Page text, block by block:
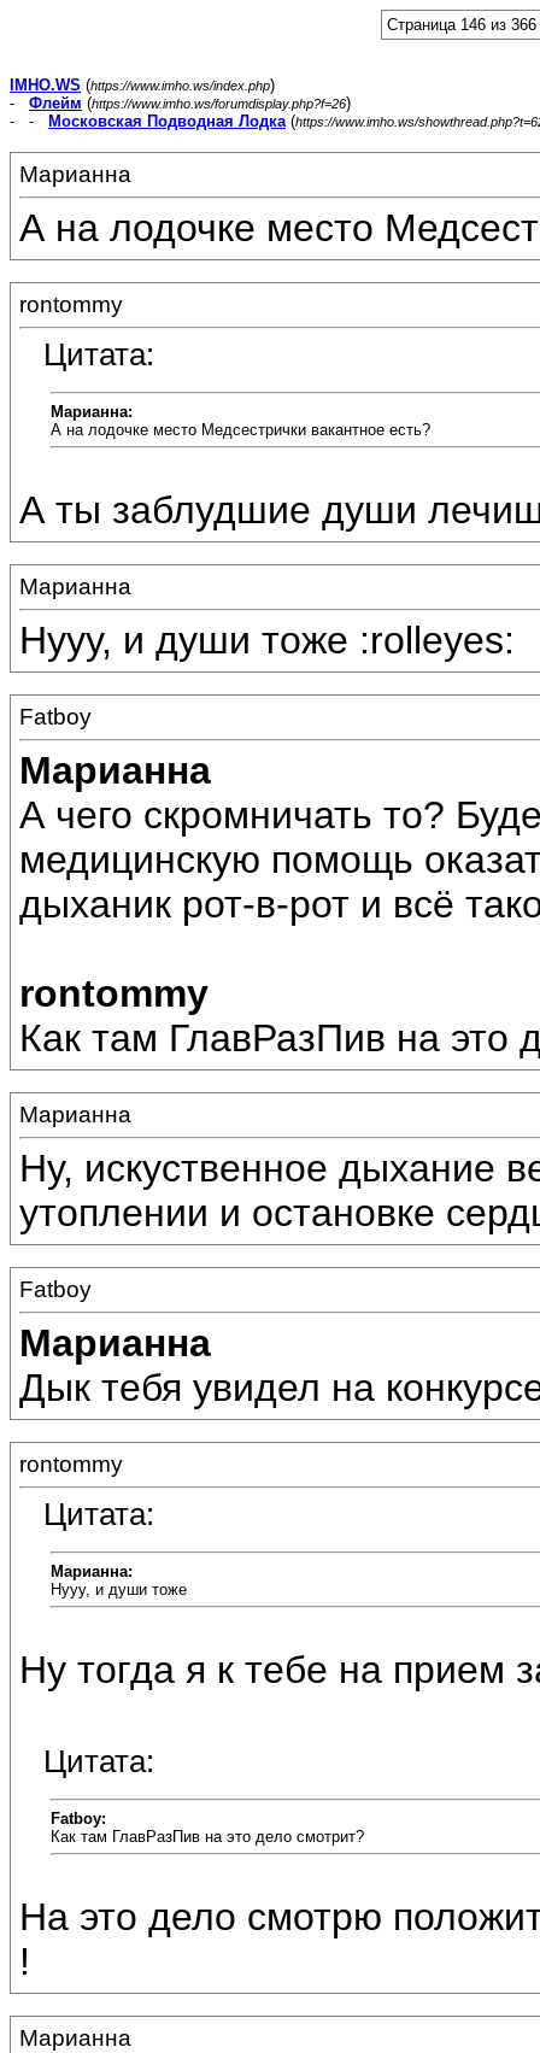
Страница 146 из 366
IMHO.WS (https://www.imho.ws/index.php)
- Флейм (https://www.imho.ws/forumdisplay.php?f=26)
- -
Московская Подводная Лодка(https://www.imho.ws/
Марианна
А на лодочке место
rontommy
Цитата:
Марианна:
А на лодочке место Медсестрички вакантное есть?
А ты заблудшие души
Марианна
Нууу, и души тоже :rolleyes:
Fatboy
Марианна
А чего скромничать то?
медицинскую помощь
дыханик рот-в-рот и всё
rontommy
Как там ГлавРазПив на это
Марианна
Ну, искуственное дыхание
утоплении и остановке
Fatboy
Марианна
Дык тебя увидел на
rontommy
Цитата:
Марианна:
Нууу, и души тоже
Ну тогда я к тебе на прием
Цитата:
Fatboy:
Как там ГлавРазПив на это дело смотрит?
На это дело смотрю
!
Марианна